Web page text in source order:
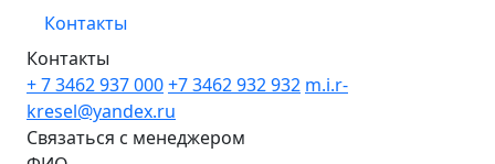
Контакты
Контакты
+ 7 3462937 000+7 3462932 932 m.i.r-
kresel@yandex.ru
Связаться с менеджером